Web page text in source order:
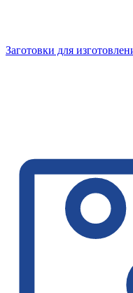
Заготовки для